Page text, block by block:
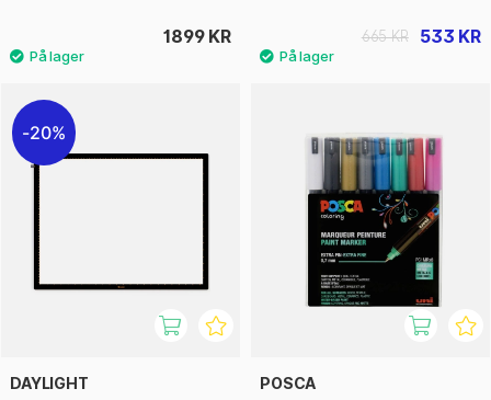
1899 KR 533 KR
665 KR
20%
DAYLIGHT POSCA